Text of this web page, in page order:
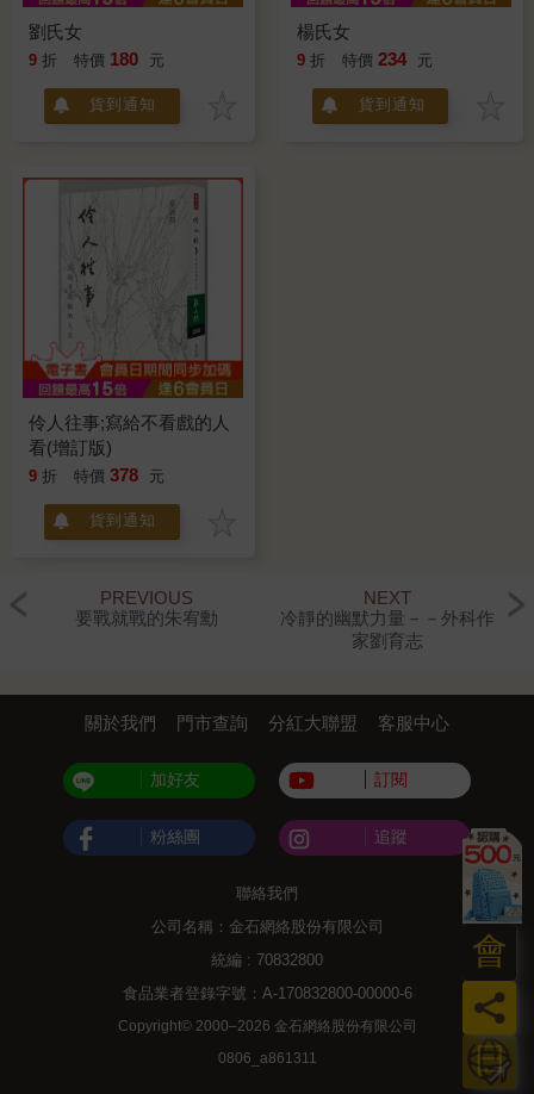
劉氏女
9 折 特價 180 元
貨到通知
楊氏女
9 折 特價 234 元
貨到通知
伶人往事;寫給不看戲的人
看(增訂版)
9 折 特價 378 元
貨到通知
PREVIOUS
要戰就戰的朱宥勳
NEXT
冷靜的幽默力量－－外科作
家劉育志
日
員
會
關於我們 門市查詢 分紅大聯盟 客服中心
加好友 訂閱
粉絲團 追蹤
聯絡我們
公司名稱：金石網絡股份有限公司
統編 : 70832800
食品業者登錄字號：A-170832800-00000-6
Copyright© 2000–2026 金石網絡股份有限公司
0806_a861311